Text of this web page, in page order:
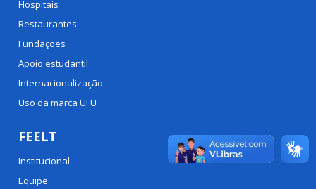
Hospitais
Restaurantes
Fundações
Apoio estudantil
Internacionalização
Uso da marca UFU
FEELT
Institucional
Equipe